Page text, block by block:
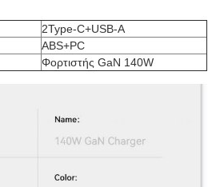
2Type-C+USB-A
ABS+PC
Φορτιστής GaN 140W